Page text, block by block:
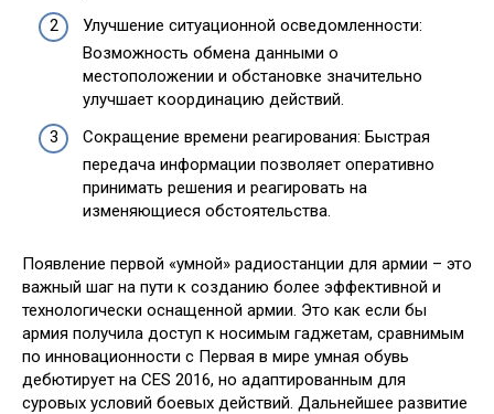
Улучшение ситуационной осведомленности:
Возможность обмена данными о
местоположении и обстановке значительно
улучшает координацию действий.
Сокращение времени реагирования: Быстрая
передача информации позволяет оперативно
принимать решения и реагировать на
изменяющиеся обстоятельства.
Появление первой «умной» радиостанции для армии – это
важный шаг на пути к созданию более эффективной и
технологически оснащенной армии. Это как если бы
армия получила доступ к носимым гаджетам, сравнимым
по инновационности с Первая в мире умная обувь
дебютирует на CES 2016, но адаптированным для
суровых условий боевых действий. Дальнейшее развитие